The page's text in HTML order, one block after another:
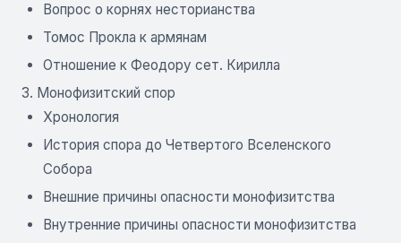
Вопрос о корнях несторианства
Томос Прокла к армянам
Отношение к Феодору сет. Кирилла
3. Монофизитский спор
Хронология
История спора до Четвертого Вселенского
Собора
Внешние причины опасности монофизитства
Внутренние причины опасности монофизитства